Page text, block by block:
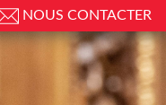
NOUS CONTACTER